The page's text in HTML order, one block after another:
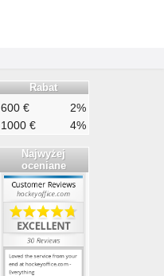
Rabat
600 €
2%
1000 €
4%
Najwyżej
oceniane